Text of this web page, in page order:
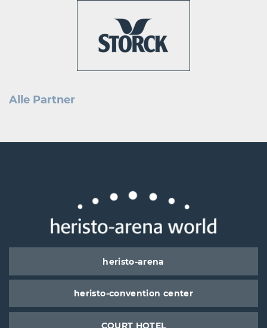
Alle Partner
heristo-arena
heristo-convention center
COURT HOTEL